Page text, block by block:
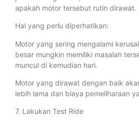
apakah motor tersebut rutin dirawat.
Hal yang perlu diperhatikan:
Motor yang sering mengalami
besar mungkin memiliki masalah
muncul di kemudian hari.
Motor yang dirawat dengan baik
lebih lama dan biaya pemeliharaan
7. Lakukan Test Ride